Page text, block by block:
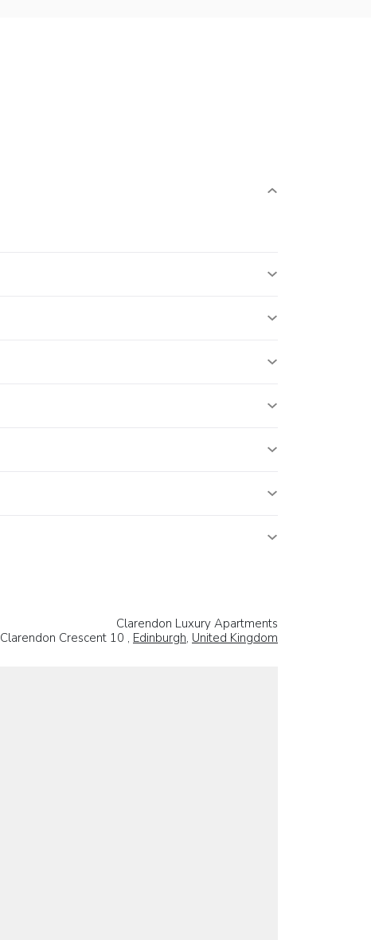
Clarendon Luxury Apartments
Clarendon Crescent 10 , Edinburgh, United Kingdom